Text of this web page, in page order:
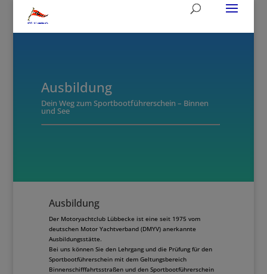
Ausbildung
Dein Weg zum Sportbootführerschein – Binnen
und See
Ausbildung
Der Motoryachtclub Lübbecke ist eine seit 1975 vom
deutschen Motor Yachtverband (DMYV) anerkannte
Ausbildungsstätte.
Bei uns können Sie den Lehrgang und die Prüfung für den
Sportbootführerschein mit dem Geltungsbereich
Binnenschifffahrtsstraßen und den Sportbootführerschein